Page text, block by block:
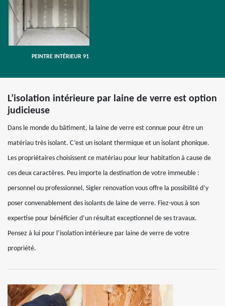
PEINTRE INTÉRIEUR 91
L’isolation intérieure par laine de verre est option
judicieuse
Dans le monde du bâtiment, la laine de verre est connue pour être un
matériau très isolant. C’est un isolant thermique et un isolant phonique.
Les propriétaires choisissent ce matériau pour leur habitation à cause de
ces deux caractères. Peu importe la destination de votre immeuble :
personnel ou professionnel, Sigler renovation vous offre la possibilité d’y
poser convenablement des isolants de laine de verre. Fiez-vous à son
expertise pour bénéficier d’un résultat exceptionnel de ses travaux.
Pensez à lui pour l’isolation intérieure par laine de verre de votre
propriété.